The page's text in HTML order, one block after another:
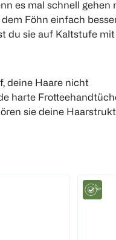
es mal schnell gehen
Föhn einfach
du sie auf Kaltstufe
deine Haare nicht
harte
sie deine